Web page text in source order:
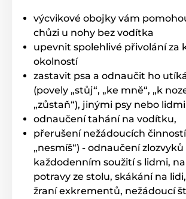
výcvikové obojky vám
chůzi u nohy bez vodítka
upevnit spolehlivé přivolání za
okolností
zastavit psa a odnaučit ho
(povely „stůj“, „ke mně“, „k
„zůstaň“), jinými psy nebo lidmi
odnaučení tahání na vodítku,
přerušení nežádoucích činností
„nesmíš“) - odnaučení
každodenním soužití s lidmi,
potravy ze stolu, skákání na
žraní exkrementů, nežádoucí